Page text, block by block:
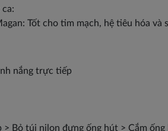
Tốt cho tim mạch, hệ tiêu hóa và
nắng trực tiếp
> Bỏ túi nilon đựng ống hút > Cắm